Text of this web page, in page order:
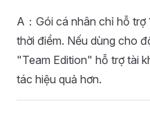
A：Gói cá nhân chỉ hỗ trợ
thời điểm. Nếu dùng cho
"Team Edition" hỗ trợ tài
tác hiệu quả hơn.